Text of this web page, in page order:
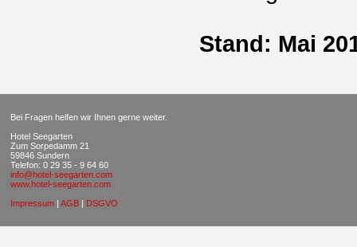
Stand: Mai
Bei Fragen helfen wir Ihnen gerne weiter.
Hotel Seegarten
Zum Sorpedamm 21
59846 Sundern
Telefon: 0 29 35 - 9 64 60
info@hotel-seegarten.com
www.hotel-seegarten.com
Impressum | AGB | DSGVO